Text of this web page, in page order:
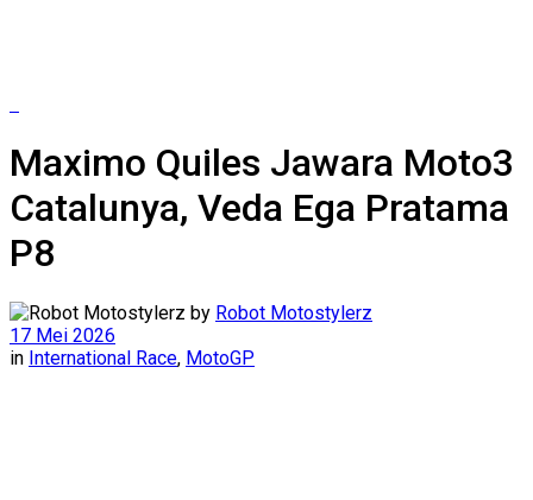
Maximo Quiles Jawara Moto3
Catalunya, Veda Ega Pratama
P8
by Robot Motostylerz
17 Mei 2026
in International Race, MotoGP